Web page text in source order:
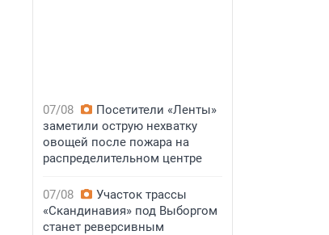
07/08
Посетители «Ленты»
заметили острую нехватку
овощей после пожара на
распределительном центре
07/08
Участок трассы
«Скандинавия» под Выборгом
станет реверсивным